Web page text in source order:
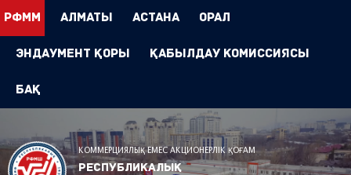
РФММ Алматы Астана Орал
Эндаумент Қоры Қабылдау комиссиясы
БАҚ
КОММЕРЦИЯЛЫҚ ЕМЕС АКЦИОНЕРЛІК ҚОҒАМ
Республикалық